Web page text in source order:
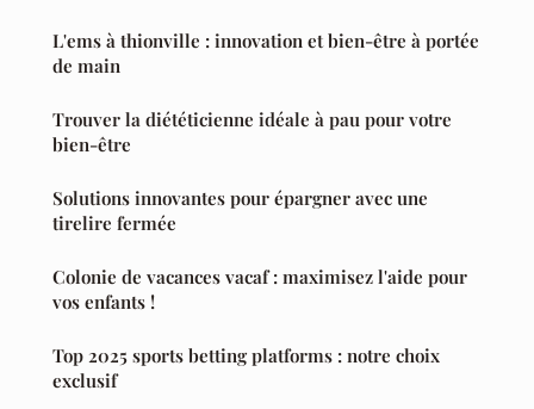
L'ems à thionville : innovation et bien-être à portée
de main
Trouver la diététicienne idéale à pau pour votre
bien-être
Solutions innovantes pour épargner avec une
tirelire fermée
Colonie de vacances vacaf : maximisez l'aide pour
vos enfants !
Top 2025 sports betting platforms : notre choix
exclusif